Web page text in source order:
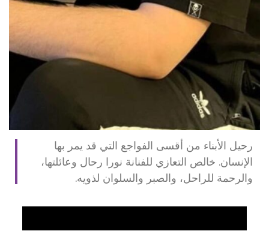
رحيل الأبناء من أقسى الفواجع التي قد يمر بها
الإنسان. خالص التعازي للفنانة نورا رحال وعائلتها،
والرحمة للراحل، والصبر والسلوان لذويه.